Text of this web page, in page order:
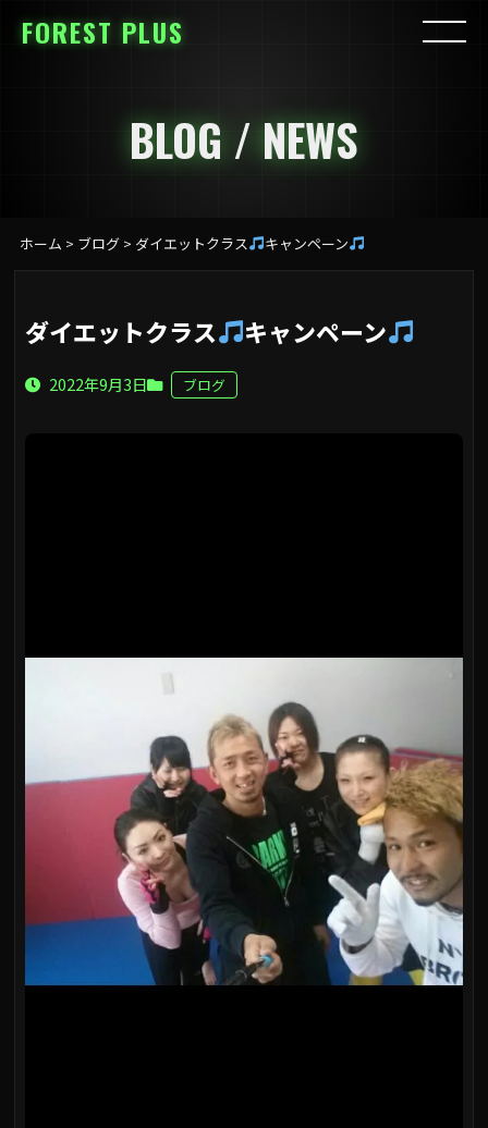
FOREST PLUS
BLOG / NEWS
ホーム > ブログ> ダイエットクラス キャンペーン
ダイエットクラス キャンペーン
2022年9月3日 ブログ